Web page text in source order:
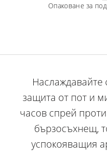
Опаковане за
защита от пот и
часов спрей
бързосъхнещ,
успокояващия